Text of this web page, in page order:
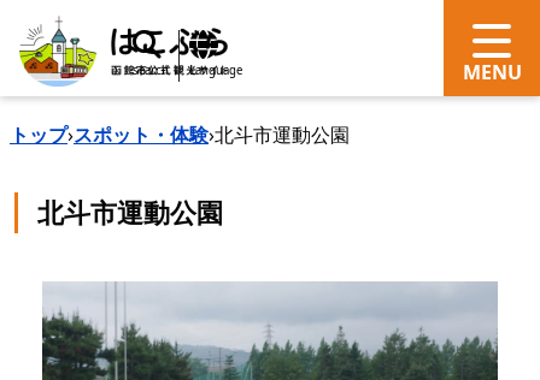
search Language
トップ›スポット・体験›北斗市運動公園
北斗市運動公園